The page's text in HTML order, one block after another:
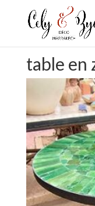
table en